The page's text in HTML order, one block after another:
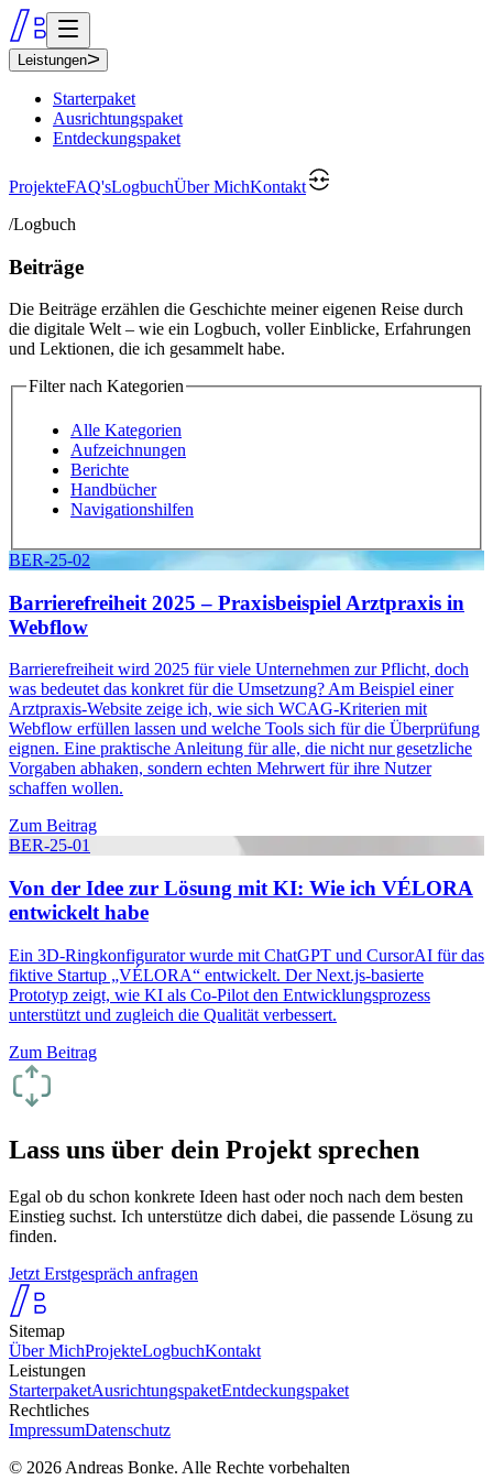
Leistungen
Starterpaket
Ausrichtungspaket
Entdeckungspaket
ProjekteFAQ'sLogbuchÜber MichKontakt
/Logbuch
Beiträge
Die Beiträge erzählen die Geschichte meiner eigenen Reise durch
die digitale Welt – wie ein Logbuch, voller Einblicke, Erfahrungen
und Lektionen, die ich gesammelt habe.
Filter nach Kategorien
Alle Kategorien
Aufzeichnungen
Berichte
Handbücher
Navigationshilfen
BER-25-02
Barrierefreiheit 2025 – Praxisbeispiel Arztpraxis in
Webflow
Barrierefreiheit wird 2025 für viele Unternehmen zur Pflicht, doch
was bedeutet das konkret für die Umsetzung? Am Beispiel einer
Arztpraxis-Website zeige ich, wie sich WCAG-Kriterien mit
Webflow erfüllen lassen und welche Tools sich für die Überprüfung
eignen. Eine praktische Anleitung für alle, die nicht nur gesetzliche
Vorgaben abhaken, sondern echten Mehrwert für ihre Nutzer
schaffen wollen.
Zum Beitrag
BER-25-01
Von der Idee zur Lösung mit KI: Wie ich VÉLORA
entwickelt habe
Ein 3D-Ringkonfigurator wurde mit ChatGPT und CursorAI für das
fiktive Startup „VÉLORA“ entwickelt. Der Next.js-basierte
Prototyp zeigt, wie KI als Co-Pilot den Entwicklungsprozess
unterstützt und zugleich die Qualität verbessert.
Zum Beitrag
Lass uns über dein Projekt sprechen
Egal ob du schon konkrete Ideen hast oder noch nach dem besten
Einstieg suchst. Ich unterstütze dich dabei, die passende Lösung zu
finden.
Jetzt Erstgespräch anfragen
Sitemap
Über MichProjekteLogbuchKontakt
Leistungen
StarterpaketAusrichtungspaketEntdeckungspaket
Rechtliches
ImpressumDatenschutz
© 2026 Andreas Bonke. Alle Rechte vorbehalten